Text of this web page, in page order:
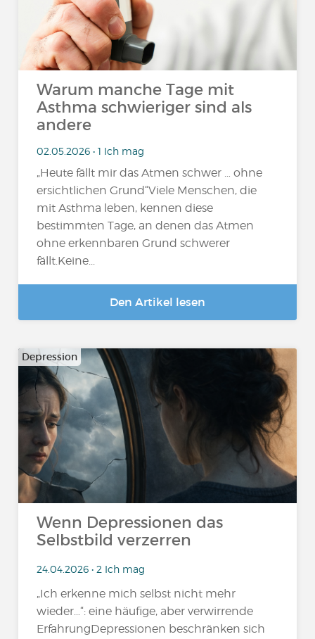
Warum manche Tage mit
Asthma schwieriger sind als
andere
02.05.2026 • 1 Ich mag
„Heute fällt mir das Atmen schwer … ohne
ersichtlichen Grund“Viele Menschen, die
mit Asthma leben, kennen diese
bestimmten Tage, an denen das Atmen
ohne erkennbaren Grund schwerer
fällt.Keine...
Den Artikel lesen
Depression
Wenn Depressionen das
Selbstbild verzerren
24.04.2026 • 2 Ich mag
„Ich erkenne mich selbst nicht mehr
wieder…“: eine häufige, aber verwirrende
ErfahrungDepressionen beschränken sich